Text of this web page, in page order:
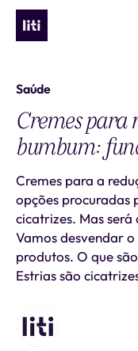
Saúde
Cremes para
bumbum:
Cremes para a
opções procuradas
cicatrizes. Mas
Vamos desvendar
produtos. O que
Estrias são